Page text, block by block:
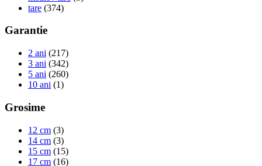
tare (374)
Garantie
2 ani (217)
3 ani (342)
5 ani (260)
10 ani (1)
Grosime
12 cm (3)
14 cm (3)
15 cm (15)
17 cm (16)